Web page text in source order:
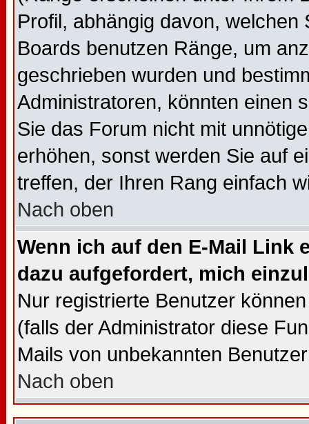
Profil, abhängig davon,
Boards benutzen Ränge, um
geschrieben wurden und
Administratoren, könnten einen
Sie das Forum nicht mit
erhöhen, sonst werden Sie auf
treffen, der Ihren Rang einfach
Nach oben
Wenn ich auf den E-Mail Link
dazu aufgefordert, mich
Nur registrierte Benutzer
(falls der Administrator diese
Mails von unbekannten
Nach oben